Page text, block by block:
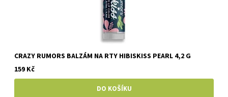
CRAZY RUMORS BALZÁM NA RTY HIBISKISS PEARL 4,2 G
159 Kč